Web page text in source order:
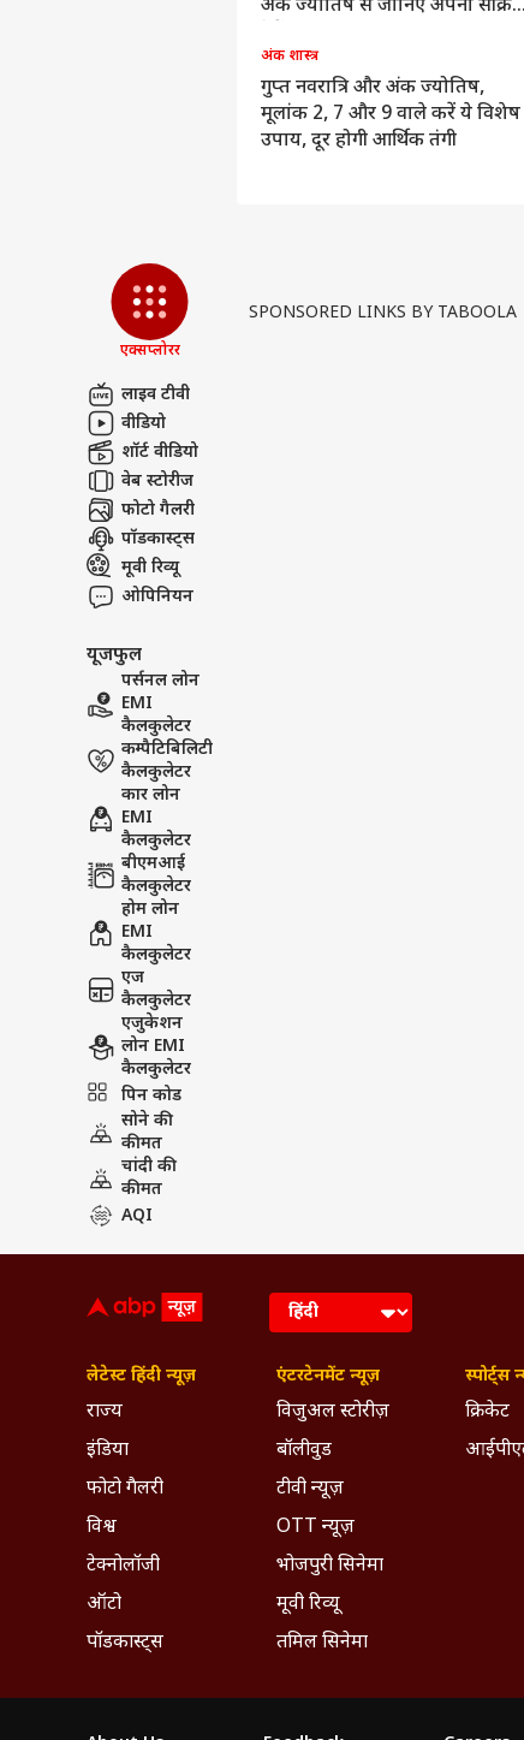
एक्सप्लोरर
लाइव टीवी
वीडियो
शॉर्ट वीडियो
वेब स्टोरीज
फोटो गैलरी
पॉडकास्ट्स
मूवी रिव्यू
ओपिनियन
यूजफुल
पर्सनल लोन
EMI
कैलकुलेटर
कम्पैटिबिलिटी
कैलकुलेटर
कार लोन
EMI
कैलकुलेटर
बीएमआई
कैलकुलेटर
होम लोन
EMI
कैलकुलेटर
एज
कैलकुलेटर
एजुकेशन
लोन EMI
कैलकुलेटर
पिन कोड
सोने की
कीमत
चांदी की
कीमत
AQI
अंक ज्योतिष से जानिए अपना सीक्रेट
अंक शास्त्र
गुप्त नवरात्रि और अंक ज्योतिष,
मूलांक 2, 7 और 9 वाले करें ये विशेष
उपाय, दूर होगी आर्थिक तंगी
SPONSORED LINKS BY TABOOLA
लेटेस्ट हिंदी न्यूज़
राज्य
इंडिया
फोटो गैलरी
विश्व
टेक्नोलॉजी
ऑटो
पॉडकास्ट्स
एंटरटेनमेंट न्यूज़
विजुअल स्टोरीज़
बॉलीवुड
टीवी न्यूज़
OTT न्यूज़
भोजपुरी सिनेमा
मूवी रिव्यू
तमिल सिनेमा
स्पोर्ट्स
क्रिकेट